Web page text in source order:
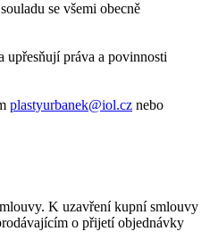
se všemi obecně
práva a povinnosti
plastyurbanek@iol.cz nebo
K uzavření kupní smlouvy
o přijetí objednávky